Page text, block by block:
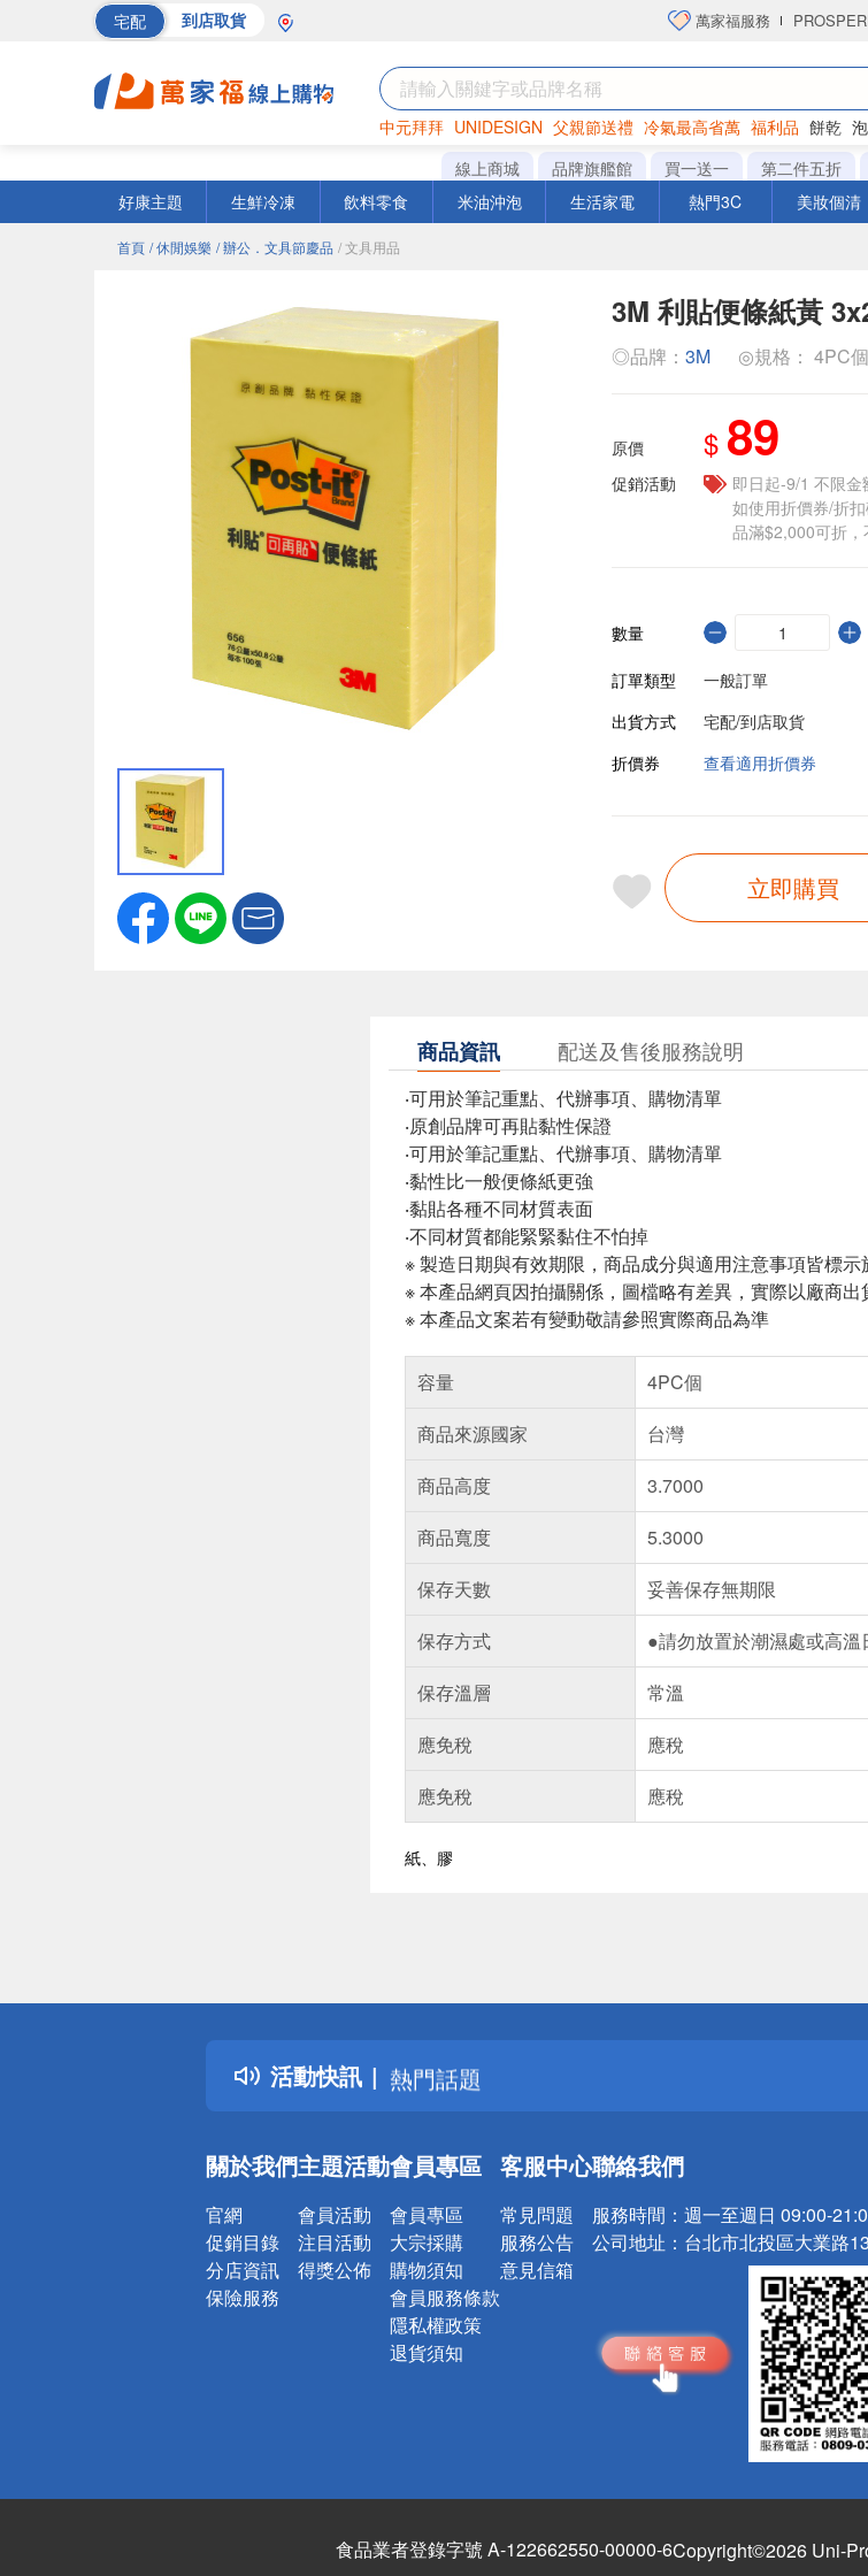
宅配 到店取貨 萬家福服務
中元拜拜 UNIDESIGN 父親節送禮 冷氣最高省萬 福利品 餅乾
罐頭 海苔 洋芋片
線上商城 品牌旗艦館 買一送一 第二件五折
好康主題
生鮮冷凍 飲料零食 米油沖泡 生活家電 熱門3C 美妝個清
首頁 / 休閒娛樂 / 辦公．文具節慶品 / 文具用品
3M 利貼便條紙黃
◎品牌： 3M ◎規格： 4PC
原價 $ 89
促銷活動
即日起-9/1 不限
如使用折價券/折
品滿$2,000可折
數量
訂單類型
一般訂單
出貨方式
宅配/到店取貨
折價券
查看適用折價券
立即購買
商品資訊 配送及售後服務說明
‧可用於筆記重點、代辦事項、購物清單
‧原創品牌可再貼黏性保證
‧可用於筆記重點、代辦事項、購物清單
‧黏性比一般便條紙更強
‧黏貼各種不同材質表面
‧不同材質都能緊緊黏住不怕掉
※ 製造日期與有效期限，商品成分與適用注意事項皆標示
※ 本產品網頁因拍攝關係，圖檔略有差異，實際以廠商出
※ 本產品文案若有變動敬請參照實際商品為準
容量
4PC個
商品來源國家
台灣
商品高度
3.7000
商品寬度
5.3000
保存天數
妥善保存無期限
保存方式
●請勿放置於潮濕處或高
保存溫層
常溫
應免稅
應稅
應免稅
應稅
紙、膠
活動快訊
詐騙網頁！請小心！
得獎公告
熱門話題
銀行優惠
詐騙網頁！請小心！
關於我們
官網
促銷目錄
分店資訊
保險服務
主題活動
會員活動
注目活動
得獎公佈
會員專區
會員專區
大宗採購
購物須知
會員服務條款
隱私權政策
退貨須知
客服中心
常見問題
服務公告
意見信箱
聯絡我們
服務時間： 週一至週日 09:00-
公司地址： 台北市北投區大業路
食品業者登錄字號 A-122662550-00000-6Copyright©2026 Uni-